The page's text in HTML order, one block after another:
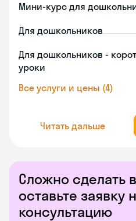
Мини-курс для
Для дошкольников
Для дошкольников -
уроки
Все услуги и цены (4)
Читать дальше
Сложно сделать
оставьте заявку
консультацию